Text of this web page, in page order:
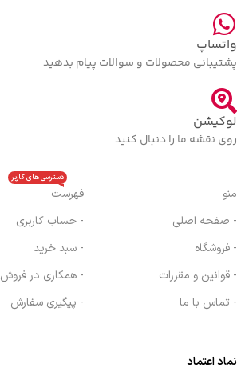
واتساپ
پشتیبانی محصولات و سوالات پیام بدهید
لوکیشن
روی نقشه ما را دنبال کنید
منو
- صفحه اصلی
- فروشگاه
- قوانین و مقررات
- تماس با ما
فهرست
دسترسی های کاربر
- حساب کاربری
- سبد خرید
- همکاری در فروش
- پیگیری سفارش
نماد اعتماد